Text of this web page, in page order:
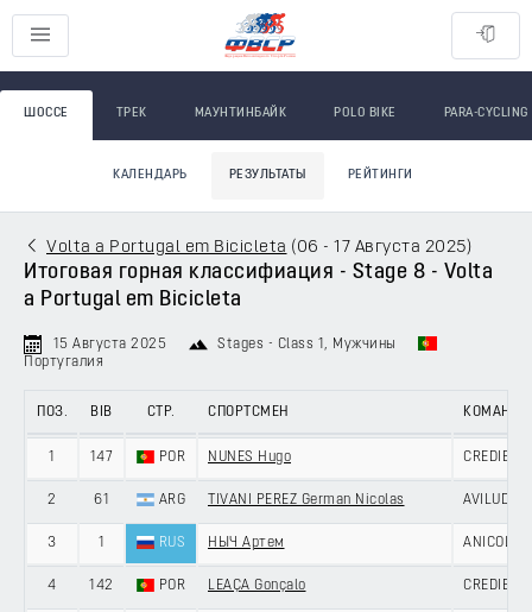
ШОССЕ ТРЕК МАУНТИНБАЙК POLO BIKE PARA-CYCLING
КАЛЕНДАРЬ РЕЗУЛЬТАТЫ РЕЙТИНГИ
Volta a Portugal em Bicicleta ( 06 - 17 Августа 2025)
Итоговая горная классифиация - Stage 8 - Volta
a Portugal em Bicicleta
15 Августа 2025 Stages - Class 1 , Мужчины
Португалия
ПОЗ. BIB СТР. СПОРТСМЕН КОМАНДА
1 147 POR NUNES Hugo
2 61 ARG TIVANI PEREZ German Nicolas AVILUDO -
3 1 RUS НЫЧ Артем
4 142 POR LEAÇA Gonçalo